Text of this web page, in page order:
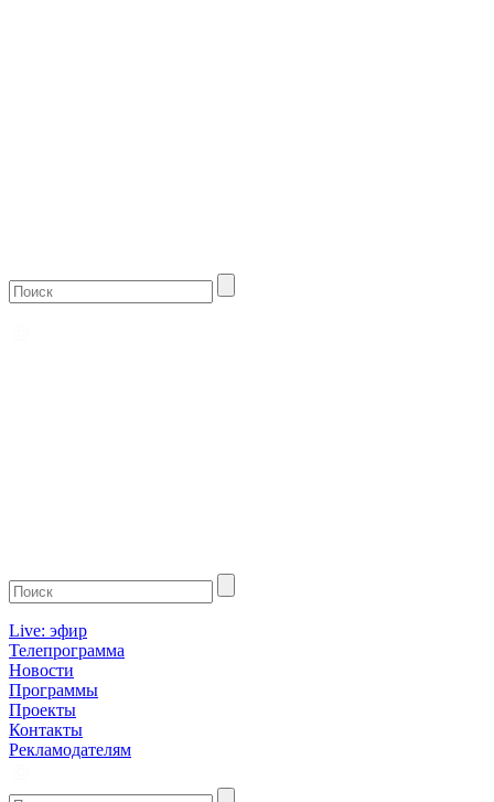
Live: эфир
Телепрограмма
Новости
Программы
Проекты
Контакты
Рекламодателям